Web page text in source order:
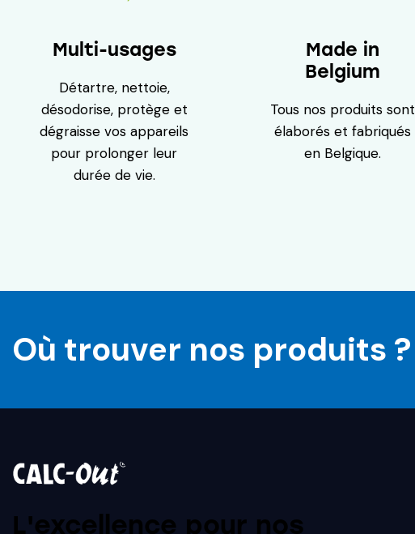
Multi-usages
Détartre, nettoie,
désodorise, protège et
dégraisse vos appareils
pour prolonger leur
durée de vie.
Made in
Belgium
Tous nos produits sont
élaborés et fabriqués
en Belgique.
Où trouver nos produits ?
L'excellence pour nos